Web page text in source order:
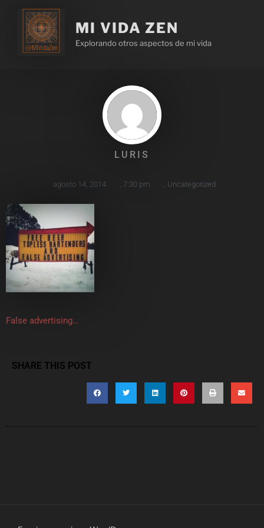
MI VIDA ZEN
Explorando otros aspectos de mi vida
LURIS
agosto 14, 2014 7:30 pm Uncategorized
False advertising…
SHARE THIS POST